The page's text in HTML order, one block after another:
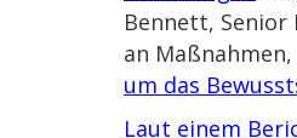
Bennett,
an
um das
Laut einem